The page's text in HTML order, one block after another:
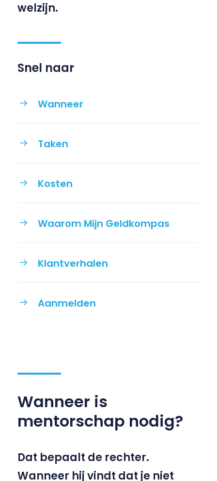
welzijn.
Snel naar
Wanneer
Taken
Kosten
Waarom Mijn Geldkompas
Klantverhalen
Aanmelden
Wanneer is
mentorschap nodig?
Dat bepaalt de rechter.
Wanneer hij vindt dat je niet